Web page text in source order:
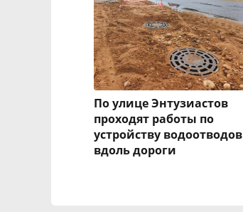
По улице Энтузиастов
проходят работы по
устройству водоотводов
вдоль дороги